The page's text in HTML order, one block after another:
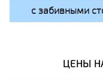
с забивными
ЦЕНЫ